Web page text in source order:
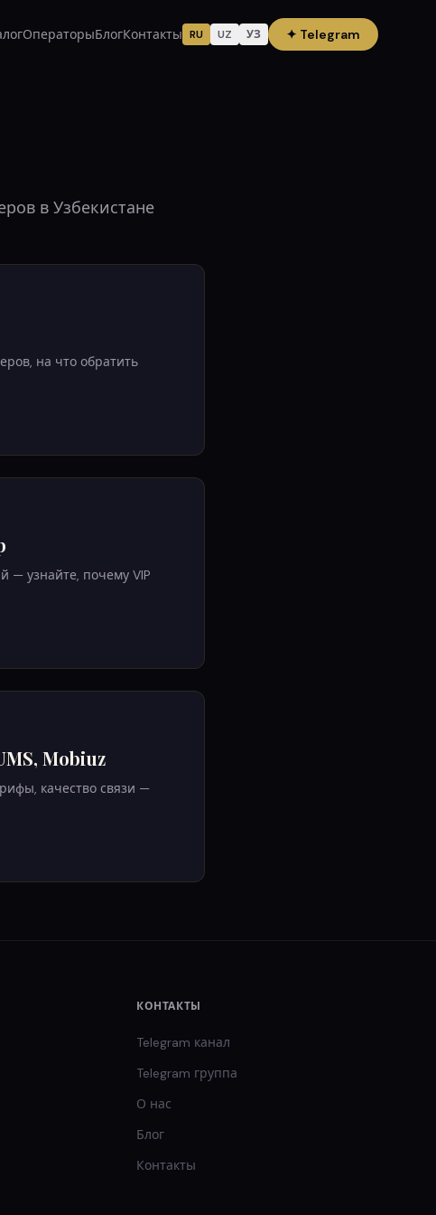
ОператорыБлогКонтакты RU UZ УЗ ✦ Telegram
в Узбекистане
на что обратить
— узнайте, почему VIP
Mobiuz
качество связи —
КОНТАКТЫ
Telegram канал
Telegram группа
О нас
Блог
Контакты